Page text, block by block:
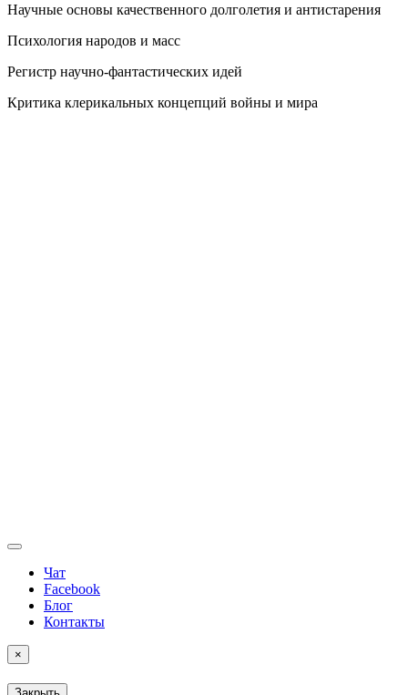
Научные основы качественного долголетия и антистарения
Психология народов и масс
Регистр научно-фантастических идей
Критика клерикальных концепций войны и мира
Чат
Facebook
Блог
Контакты
×